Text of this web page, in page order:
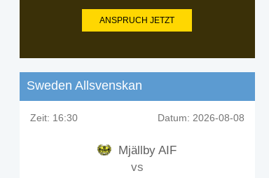
ANSPRUCH JETZT
Sweden Allsvenskan
Zeit: 16:30 Datum: 2026-08-08
Mjällby AIF
vs